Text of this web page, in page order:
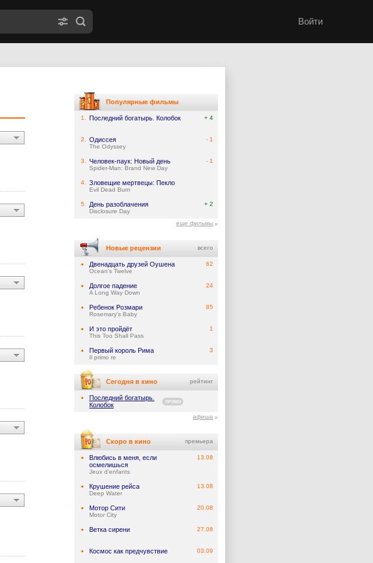
Войти
Популярные фильмы
1. Последний богатырь. Колобок + 4
2. Одиссея
The Odyssey
- 1
3. Человек-паук: Новый день
Spider-Man: Brand New Day
- 1
4. Зловещие мертвецы: Пекло
Evil Dead Burn
5. День разоблачения
Disclosure Day
+ 2
еще фильмы
Новые рецензии всего
Двенадцать друзей Оушена
Ocean's Twelve
62
Долгое падение
A Long Way Down
24
Ребенок Розмари
Rosemary's Baby
85
И это пройдёт
This Too Shall Pass
1
Первый король Рима
Il primo re
3
Сегодня в кино рейтинг
Последний богатырь.
Колобок
ПРОМО
афиша
Скоро в кино премьера
Влюбись в меня, если
осмелишься
Jeux d'enfants
13.08
Крушение рейса
Deep Water
13.08
Мотор Сити
Motor City
20.08
Ветка сирени 27.08
Космос как предчувствие 03.09